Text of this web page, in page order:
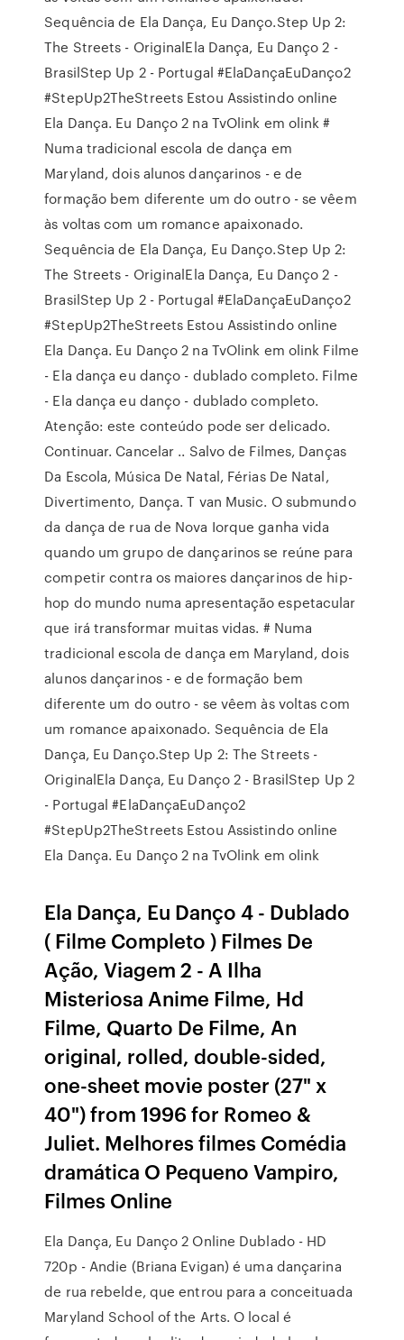
Sequência de Ela Dança, Eu Danço.Step Up 2:
The Streets - OriginalEla Dança, Eu Danço 2 -
BrasilStep Up 2 - Portugal #ElaDançaEuDanço2
#StepUp2TheStreets Estou Assistindo online
Ela Dança. Eu Danço 2 na TvOlink em olink #
Numa tradicional escola de dança em
Maryland, dois alunos dançarinos - e de
formação bem diferente um do outro - se vêem
às voltas com um romance apaixonado.
Sequência de Ela Dança, Eu Danço.Step Up 2:
The Streets - OriginalEla Dança, Eu Danço 2 -
BrasilStep Up 2 - Portugal #ElaDançaEuDanço2
#StepUp2TheStreets Estou Assistindo online
Ela Dança. Eu Danço 2 na TvOlink em olink Filme
- Ela dança eu danço - dublado completo. Filme
- Ela dança eu danço - dublado completo.
Atenção: este conteúdo pode ser delicado.
Continuar. Cancelar .. Salvo de Filmes, Danças
Da Escola, Música De Natal, Férias De Natal,
Divertimento, Dança. T van Music. O submundo
da dança de rua de Nova Iorque ganha vida
quando um grupo de dançarinos se reúne para
competir contra os maiores dançarinos de hip-
hop do mundo numa apresentação espetacular
que irá transformar muitas vidas. # Numa
tradicional escola de dança em Maryland, dois
alunos dançarinos - e de formação bem
diferente um do outro - se vêem às voltas com
um romance apaixonado. Sequência de Ela
Dança, Eu Danço.Step Up 2: The Streets -
OriginalEla Dança, Eu Danço 2 - BrasilStep Up 2
- Portugal #ElaDançaEuDanço2
#StepUp2TheStreets Estou Assistindo online
Ela Dança. Eu Danço 2 na TvOlink em olink
Ela Dança, Eu Danço 4 - Dublado
( Filme Completo ) Filmes De
Ação, Viagem 2 - A Ilha
Misteriosa Anime Filme, Hd
Filme, Quarto De Filme, An
original, rolled, double-sided,
one-sheet movie poster (27" x
40") from 1996 for Romeo &
Juliet. Melhores filmes Comédia
dramática O Pequeno Vampiro,
Filmes Online
Ela Dança, Eu Danço 2 Online Dublado - HD
720p - Andie (Briana Evigan) é uma dançarina
de rua rebelde, que entrou para a conceituada
Maryland School of the Arts. O local é